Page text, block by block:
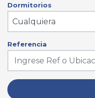
Dormitorios
Cualquiera
Referencia